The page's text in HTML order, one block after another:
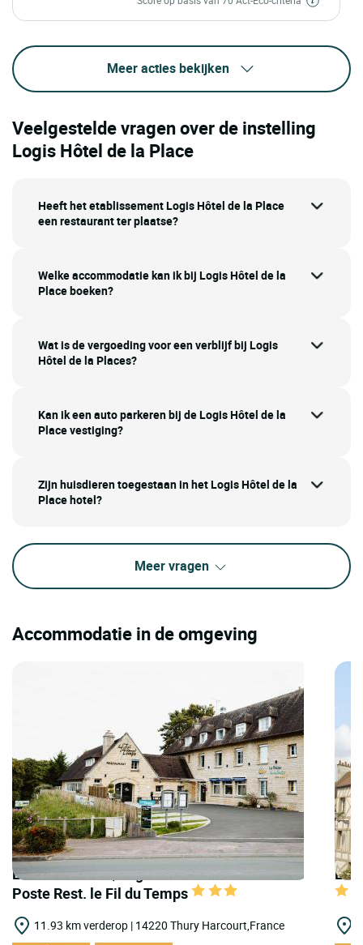
Meer acties bekijken
Veelgestelde vragen over de instelling
Logis Hôtel de la Place
Heeft het etablissement Logis Hôtel de la Place
een restaurant ter plaatse?
Welke accommodatie kan ik bij Logis Hôtel de la
Place boeken?
Wat is de vergoeding voor een verblijf bij Logis
Hôtel de la Places?
Kan ik een auto parkeren bij de Logis Hôtel de la
Place vestiging?
Zijn huisdieren toegestaan in het Logis Hôtel de la
Place hotel?
Meer vragen
Accommodatie in de omgeving
LOGIS HOTELS | Logis Hôtel le Relais de la
Poste Rest. le Fil du Temps
11.93 km verderop | 14220 Thury Harcourt,France